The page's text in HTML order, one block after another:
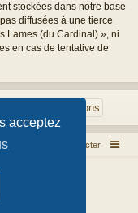
acceptez
stockées dans notre base
diffusées à une tierce
Lames (du Cardinal) », ni
en cas de tentative de
Nous contacter
phpBB Limited